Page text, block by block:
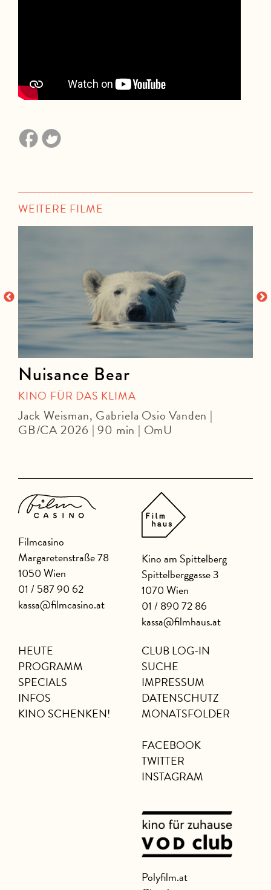
WEITERE FILME
Nuisance Bear
KINO FÜR DAS KLIMA
Jack Weisman, Gabriela Osio Vanden |
GB/CA 2026 | 90 min | OmU
Filmcasino
Margaretenstraße 78
1050 Wien
01 / 587 90 62
kassa@filmcasino.at
Kino am Spittelberg
Spittelberggasse 3
1070 Wien
01 / 890 72 86
kassa@filmhaus.at
HEUTE
PROGRAMM
SPECIALS
INFOS
KINO SCHENKEN!
CLUB LOG-IN
SUCHE
IMPRESSUM
DATENSCHUTZ
MONATSFOLDER
FACEBOOK
TWITTER
INSTAGRAM
Polyfilm.at